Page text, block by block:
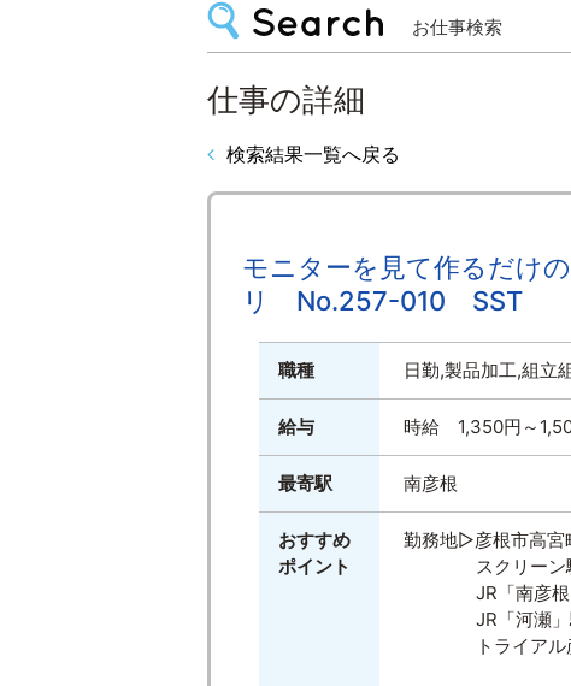
お仕事検索
仕事の詳細
検索結果一覧へ戻る
モニターを見て作るだけ
リ No.257-010 SST
職種 日勤,製品加工,組立
給与 時給 1,350円～
最寄駅 南彦根
おすすめ
ポイント
勤務地▷彦根市高宮
スクリーン駅
JR「南彦根」
JR「河瀬」駅
トライアル彦